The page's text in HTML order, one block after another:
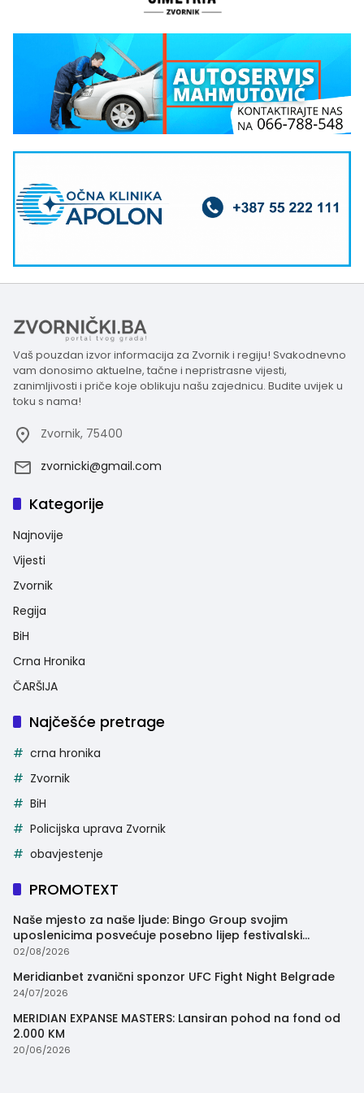
Vaš pouzdan izvor informacija za Zvornik i regiju! Svakodnevno
vam donosimo aktuelne, tačne i nepristrasne vijesti,
zanimljivosti i priče koje oblikuju našu zajednicu. Budite uvijek u
toku s nama!
Zvornik, 75400
zvornicki@gmail.com
Kategorije
Najnovije
Vijesti
Zvornik
Regija
BiH
Crna Hronika
ČARŠIJA
Najčešće pretrage
crna hronika
Zvornik
BiH
Policijska uprava Zvornik
obavjestenje
PROMOTEXT
Naše mjesto za naše ljude: Bingo Group svojim
uposlenicima posvećuje posebno lijep festivalski
trenutak
02/08/2026
Meridianbet zvanični sponzor UFC Fight Night Belgrade
24/07/2026
MERIDIAN EXPANSE MASTERS: Lansiran pohod na fond od
2.000 KM
20/06/2026